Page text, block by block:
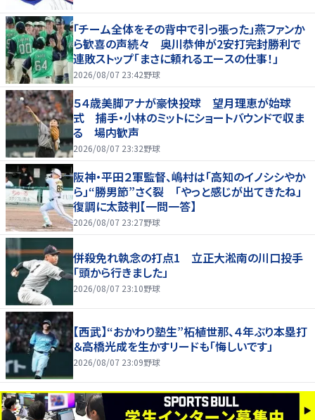
「チーム全体をその背中で引っ張った」燕ファンか
ら歓喜の声続々 奥川恭伸が2安打完封勝利で
連敗ストップ「まさに頼れるエースの仕事！」
2026/08/07 23:42野球
５４歳美脚アナが豪快投球 望月理恵が始球
式 捕手・小林のミットにショートバウンドで収ま
る 場内歓声
2026/08/07 23:32野球
阪神・平田２軍監督、嶋村は「高知のイノシシやか
ら」“勝男節”さく裂 「やっと感じが出てきたね」
復調に太鼓判【一問一答】
2026/08/07 23:27野球
併殺免れ執念の打点1 立正大淞南の川口投手
「頭から行きました」
2026/08/07 23:10野球
【西武】“おかわり塾生”柘植世那、４年ぶり本塁打
＆高橋光成を生かすリードも「悔しいです」
2026/08/07 23:09野球